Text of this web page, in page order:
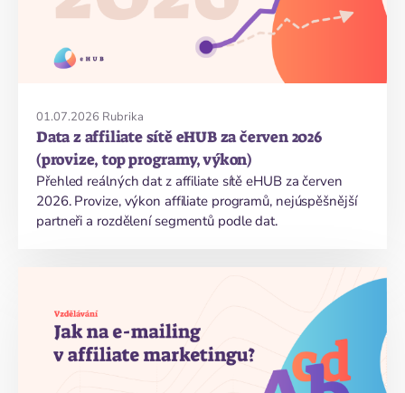
01.07.2026 Rubrika
Data z affiliate sítě eHUB za červen 2026
(provize, top programy, výkon)
Přehled reálných dat z affiliate sítě eHUB za červen
2026. Provize, výkon affiliate programů, nejúspěšnější
partneři a rozdělení segmentů podle dat.